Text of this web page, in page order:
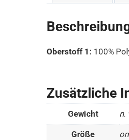
Oberstoff 1: 100%
Zusätzliche
Gewicht n.
Größe